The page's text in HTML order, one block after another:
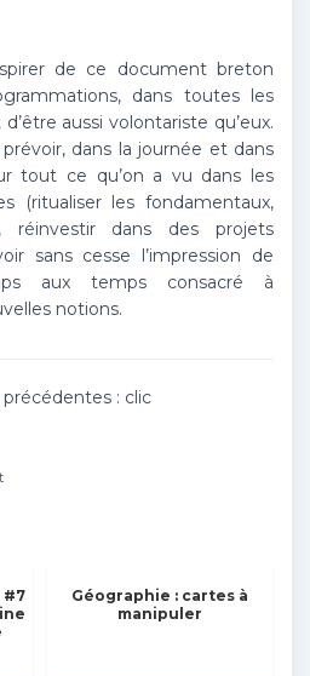
de ce document breton
dans toutes les
aussi volontariste qu’eux.
dans la journée et dans
tout ce qu’on a vu dans les
(ritualiser les fondamentaux,
réinvestir dans des projets
sans cesse l’impression de
aux temps consacré à
notions.
: clic
#7
Géographie : cartes à
manipuler